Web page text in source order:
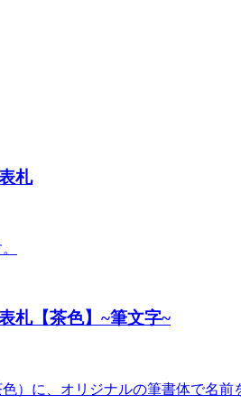
札
札【茶色】~筆文字~
）に、オリジナルの筆書体で名前